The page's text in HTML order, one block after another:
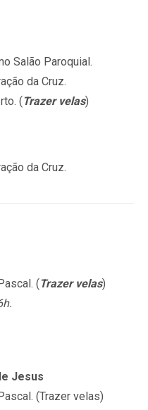
Salão Paroquial.
da Cruz.
(Trazer velas)
da Cruz.
(Trazer velas)
Jesus
(Trazer velas)